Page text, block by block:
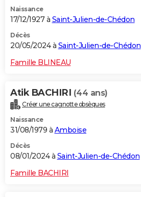
Naissance
17/12/1927 à Saint-Julien-de-Chédon
Décès
20/05/2024 à Saint-Julien-de-Chédon
Famille BLINEAU
Atik BACHIRI (44 ans)
Créer une cagnotte obsèques
Naissance
31/08/1979 à Amboise
Décès
08/01/2024 à Saint-Julien-de-Chédon
Famille BACHIRI